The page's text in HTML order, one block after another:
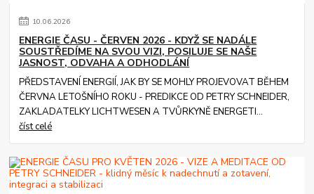
10.06.2026
ENERGIE ČASU - ČERVEN 2026 - KDYŽ SE NADÁLE
SOUSTŘEDÍME NA SVOU VIZI, POSILUJE SE NAŠE
JASNOST, ODVAHA A ODHODLÁNÍ
PŘEDSTAVENÍ ENERGIÍ, JAK BY SE MOHLY PROJEVOVAT BĚHEM
ČERVNA LETOŠNÍHO ROKU - PREDIKCE OD PETRY SCHNEIDER,
ZAKLADATELKY LICHTWESEN A TVŮRKYNĚ ENERGETI...
číst celé